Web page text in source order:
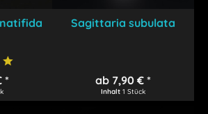
*
Sagittaria subulata
ab 7,90 € *
Inhalt1 Stück